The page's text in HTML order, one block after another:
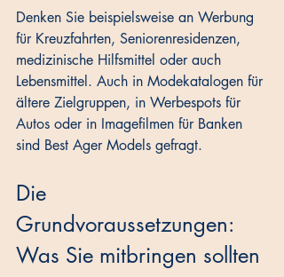
Denken Sie beispielsweise an Werbung
für Kreuzfahrten, Seniorenresidenzen,
medizinische Hilfsmittel oder auch
Lebensmittel. Auch in Modekatalogen für
ältere Zielgruppen, in Werbespots für
Autos oder in Imagefilmen für Banken
sind Best Ager Models gefragt.
Die
Grundvoraussetzungen:
Was Sie mitbringen sollten